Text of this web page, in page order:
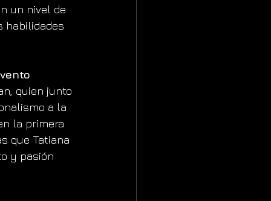
un nivel de
habilidades
quien junto
a la
la primera
que Tatiana
y pasión